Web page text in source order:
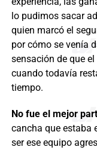
lo pudimos sacar
quien marcó el
por cómo se venía
sensación de que
cuando todavía
tiempo.
No fue el mejor
cancha que estaba
ser ese equipo